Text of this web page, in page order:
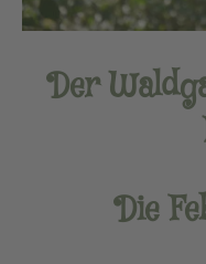
Der
Die